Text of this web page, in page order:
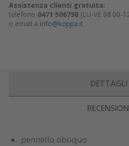
Assistenza clienti gratuita:
telefono 0471 506798(LU-VE 08.00-
o email a info@koppa.it
DETTAGLI
pennello obliquo